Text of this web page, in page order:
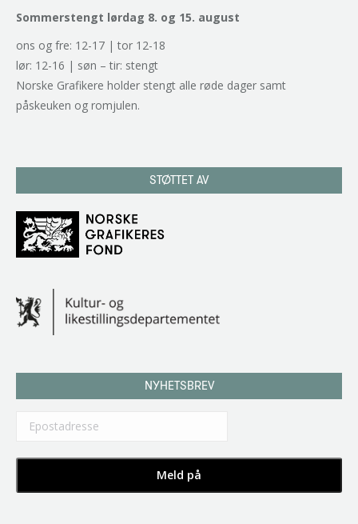
Sommerstengt lørdag 8. og 15. august
ons og fre: 12-17 | tor 12-18
lør: 12-16 | søn – tir: stengt
Norske Grafikere holder stengt alle røde dager samt
påskeuken og romjulen.
STØTTET AV
NYHETSBREV